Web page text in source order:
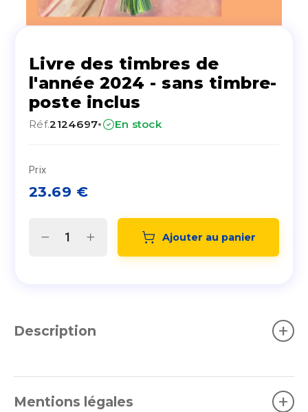
Livre des timbres de
l'année 2024 - sans timbre-
poste inclus
Réf.2124697· En stock
Prix
23.69 €
Ajouter au panier
Description +
Mentions légales +